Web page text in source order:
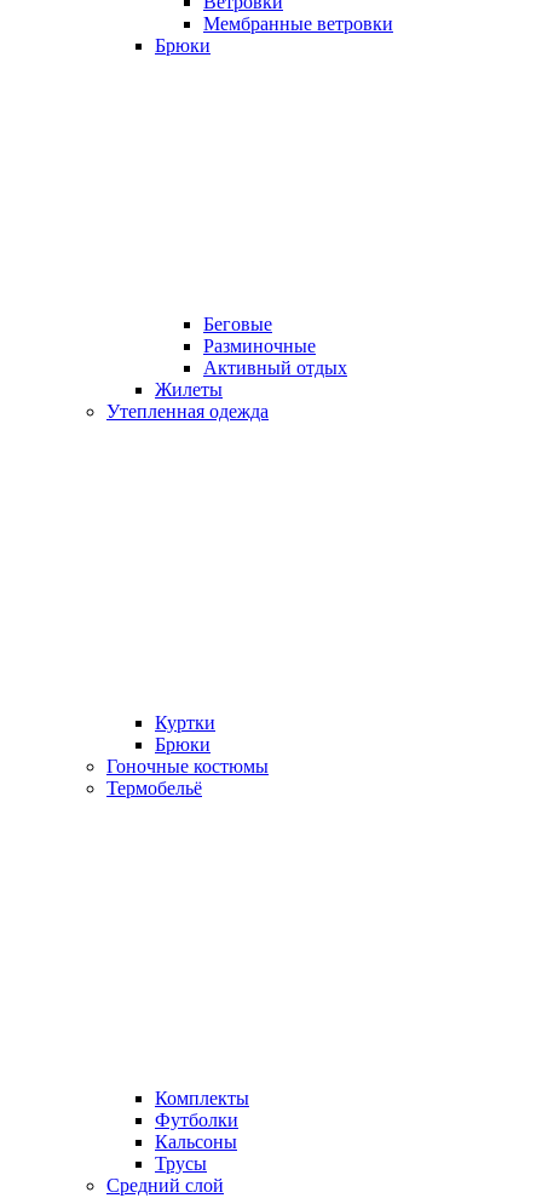
Мембранные ветровки
Брюки
Беговые
Разминочные
Активный отдых
Жилеты
Утепленная одежда
Куртки
Брюки
Гоночные костюмы
Термобельё
Комплекты
Футболки
Кальсоны
Трусы
Средний слой